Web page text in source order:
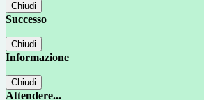
Chiudi
Successo
Chiudi
Informazione
Chiudi
Attendere...